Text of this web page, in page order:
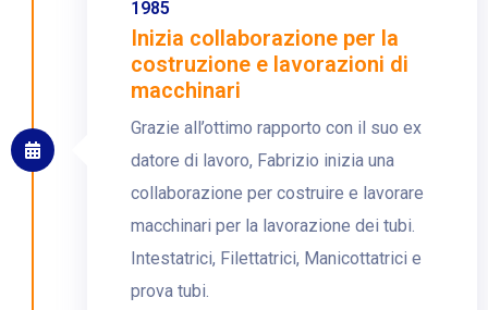
1985
Inizia collaborazione per la
costruzione e lavorazioni di
macchinari
Grazie all’ottimo rapporto con il suo ex
datore di lavoro, Fabrizio inizia una
collaborazione per costruire e lavorare
macchinari per la lavorazione dei tubi.
Intestatrici, Filettatrici, Manicottatrici e
prova tubi.